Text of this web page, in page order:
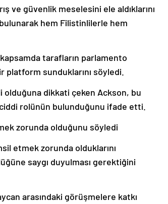
ve güvenlik meselesini ele aldıklarını
hem Filistinlilerle hem
tarafların parlamento
platform sunduklarını söyledi.
olduğuna dikkati çeken Ackson, bu
rolünün bulunduğunu ifade etti.
zorunda olduğunu söyledi
etmek zorunda olduklarını
saygı duyulması gerektiğini
arasındaki görüşmelere katkı